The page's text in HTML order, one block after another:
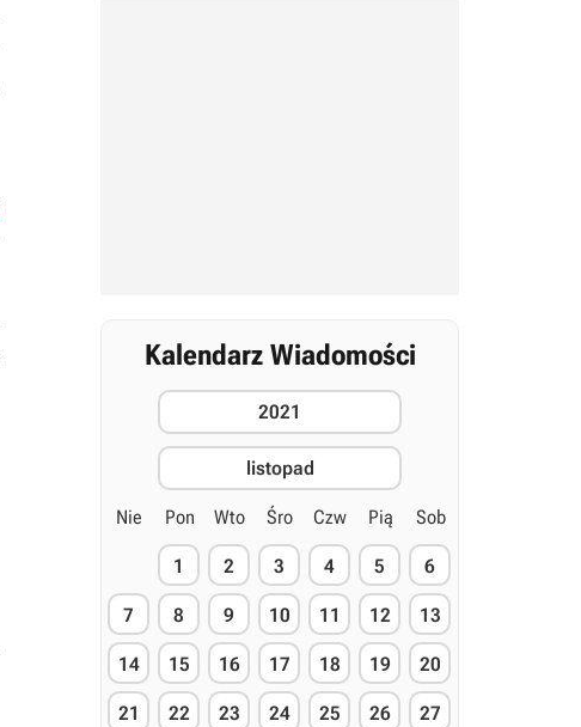
Kalendarz Wiadomości
2021
listopad
Nie Pon Wto Śro Czw Pią Sob
1 2 3 4 5 6
7 8 9 10 11 12 13
14 15 16 17 18 19 20
21 22 23 24 25 26 27